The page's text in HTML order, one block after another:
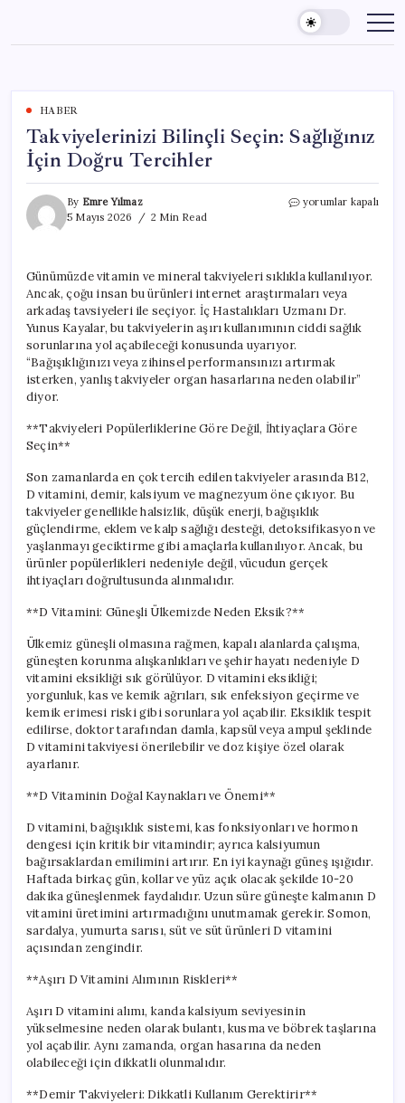
content
HABER
Takviyelerinizi Bilinçli Seçin: Sağlığınız
İçin Doğru Tercihler
By Emre Yılmaz
5 Mayıs 2026
2 Min Read
Takviyelerinizi
Doğru
Tercihler
için
yorumlar kapalı
Günümüzde vitamin ve mineral takviyeleri sıklıkla kullanılıyor.
Ancak, çoğu insan bu ürünleri internet araştırmaları veya
arkadaş tavsiyeleri ile seçiyor. İç Hastalıkları Uzmanı Dr.
Yunus Kayalar, bu takviyelerin aşırı kullanımının ciddi sağlık
sorunlarına yol açabileceği konusunda uyarıyor.
“Bağışıklığınızı veya zihinsel performansınızı artırmak
isterken, yanlış takviyeler organ hasarlarına neden olabilir”
diyor.
**Takviyeleri Popülerliklerine Göre Değil, İhtiyaçlara Göre
Seçin**
Son zamanlarda en çok tercih edilen takviyeler arasında B12,
D vitamini, demir, kalsiyum ve magnezyum öne çıkıyor. Bu
takviyeler genellikle halsizlik, düşük enerji, bağışıklık
güçlendirme, eklem ve kalp sağlığı desteği, detoksifikasyon ve
yaşlanmayı geciktirme gibi amaçlarla kullanılıyor. Ancak, bu
ürünler popülerlikleri nedeniyle değil, vücudun gerçek
ihtiyaçları doğrultusunda alınmalıdır.
**D Vitamini: Güneşli Ülkemizde Neden Eksik?**
Ülkemiz güneşli olmasına rağmen, kapalı alanlarda çalışma,
güneşten korunma alışkanlıkları ve şehir hayatı nedeniyle D
vitamini eksikliği sık görülüyor. D vitamini eksikliği;
yorgunluk, kas ve kemik ağrıları, sık enfeksiyon geçirme ve
kemik erimesi riski gibi sorunlara yol açabilir. Eksiklik tespit
edilirse, doktor tarafından damla, kapsül veya ampul şeklinde
D vitamini takviyesi önerilebilir ve doz kişiye özel olarak
ayarlanır.
**D Vitaminin Doğal Kaynakları ve Önemi**
D vitamini, bağışıklık sistemi, kas fonksiyonları ve hormon
dengesi için kritik bir vitamindir; ayrıca kalsiyumun
bağırsaklardan emilimini artırır. En iyi kaynağı güneş ışığıdır.
Haftada birkaç gün, kollar ve yüz açık olacak şekilde 10-20
dakika güneşlenmek faydalıdır. Uzun süre güneşte kalmanın D
vitamini üretimini artırmadığını unutmamak gerekir. Somon,
sardalya, yumurta sarısı, süt ve süt ürünleri D vitamini
açısından zengindir.
**Aşırı D Vitamini Alımının Riskleri**
Aşırı D vitamini alımı, kanda kalsiyum seviyesinin
yükselmesine neden olarak bulantı, kusma ve böbrek taşlarına
yol açabilir. Aynı zamanda, organ hasarına da neden
olabileceği için dikkatli olunmalıdır.
**Demir Takviyeleri: Dikkatli Kullanım Gerektirir**